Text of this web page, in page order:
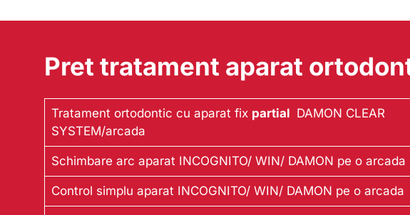
Pret tratament aparat
Tratament ortodontic cu aparat fix partial DAMON CLEAR
SYSTEM/arcada
Schimbare arc aparat INCOGNITO/ WIN/ DAMON pe o arcada
Control simplu aparat INCOGNITO/ WIN/ DAMON pe o arcada